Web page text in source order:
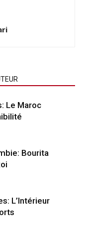
Le Maroc
Bourita
L’Intérieur